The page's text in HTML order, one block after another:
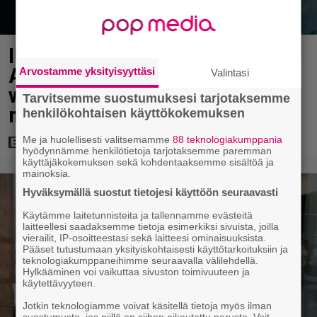
Illalla tv:ssä: Perinteinen dekkari
Agatha Christien hengessä –
vuoden 2023 leffa tarjoaa
murhamysteerin
Arvostamme yksityisyyttäsi Valintasi
Tarvitsemme suostumuksesi tarjotaksemme
henkilökohtaisen käyttökokemuksen
Me ja huolellisesti valitsemamme88 teknologiakumppania
hyödynnämme henkilötietoja tarjotaksemme paremman
käyttäjäkokemuksen sekä kohdentaaksemme sisältöä ja
mainoksia.
Hyväksymällä suostut tietojesi käyttöön seuraavasti
Käytämme laitetunnisteita ja tallennamme evästeitä
laitteellesi saadaksemme tietoja esimerkiksi sivuista, joilla
vierailit, IP-osoitteestasi sekä laitteesi ominaisuuksista.
Pääset tutustumaan yksityiskohtaisesti käyttötarkoituksiin ja
teknologiakumppaneihimme seuraavalla välilehdellä.
Hylkääminen voi vaikuttaa sivuston toimivuuteen ja
käytettävyyteen.
Jotkin teknologiamme voivat käsitellä tietoja myös ilman